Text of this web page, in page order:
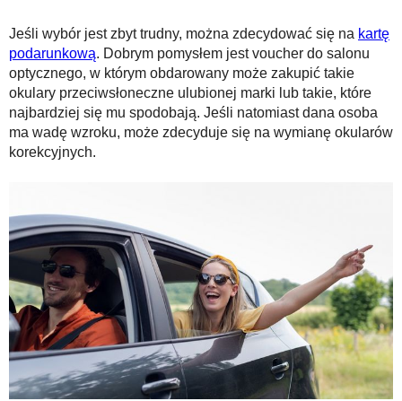
Jeśli wybór jest zbyt trudny, można zdecydować się na kartę
podarunkową. Dobrym pomysłem jest voucher do salonu
optycznego, w którym obdarowany może zakupić takie
okulary przeciwsłoneczne ulubionej marki lub takie, które
najbardziej się mu spodobają. Jeśli natomiast dana osoba
ma wadę wzroku, może zdecyduje się na wymianę okularów
korekcyjnych.